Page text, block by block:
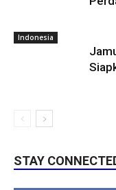
Indonesia
STAY